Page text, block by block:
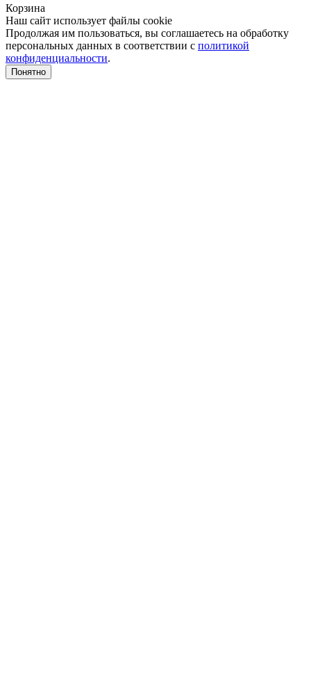
Корзина
Наш сайт использует файлы cookie
Продолжая им пользоваться, вы соглашаетесь на обработку
персональных данных в соответствии с политикой
конфиденциальности.
Понятно